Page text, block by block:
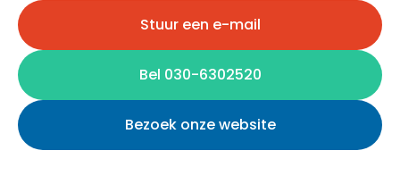
Stuur een e-mail
Bel 030-6302520
Bezoek onze website